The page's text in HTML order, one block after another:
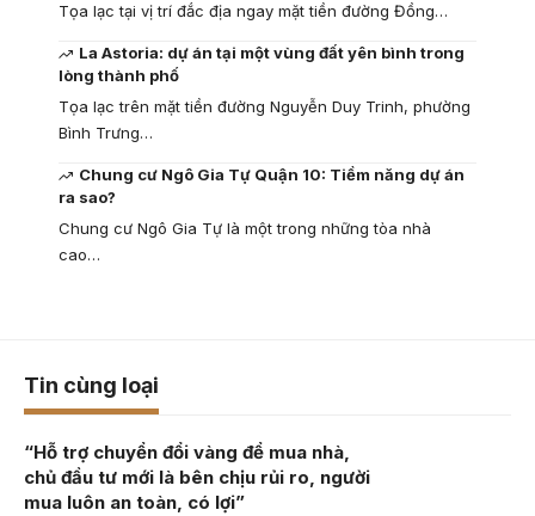
Tọa lạc tại vị trí đắc địa ngay mặt tiền đường Đồng…
La Astoria: dự án tại một vùng đất yên bình trong
lòng thành phố
Tọa lạc trên mặt tiền đường Nguyễn Duy Trinh, phường
Bình Trưng…
Chung cư Ngô Gia Tự Quận 10: Tiềm năng dự án
ra sao?
Chung cư Ngô Gia Tự là một trong những tòa nhà
cao…
Tin cùng loại
“Hỗ trợ chuyển đổi vàng để mua nhà,
chủ đầu tư mới là bên chịu rủi ro, người
mua luôn an toàn, có lợi”